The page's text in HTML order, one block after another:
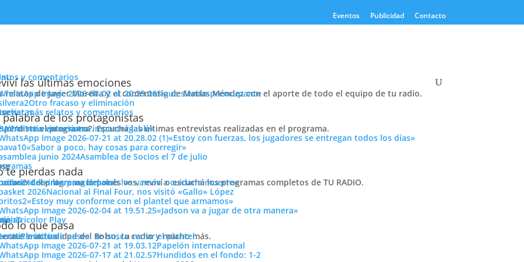
Eventos Publicidad Contacto
y comentarios
las últimas emociones
relatos de Javier Moreira y el comentario de Matías Méndez con el aporte de todo el equipo de tu radio.
Sigue siendo preocupante
Otro fracaso y eliminación
más relatos y comentarios
palabra de los protagonistas
perdiste el programa?. Escuchá las últimas entrevistas realizadas en el programa.
más entrevistas
«La victoria era impostergable»
«Estoy con fuerzas, los jugadores se entregan todos los días»
«Sabor a poco, hay cosas para corregir»
Asamblea de Socios el 7 de julio
te pierdas nada
del programa lo ponés vos, reviví o escuchá los programas completos de TU RADIO.
todos los programas
«Los intereses del club los vamos a cuidar a muerte»
Nacional al Final Four, nos visitó «Gallo» López
«Estoy muy conforme con el plantel que armamos»
«Jadson va a jugar de otra manera»
Play
lo que pasa
la actualidad del Bolso, tu radio y mucho más.
más noticias
Período de pases: se busca cerrar el plantel
Papelón internacional
Hundidos en el fondo: 1-2
bien, no voy a tener problemas»
EN QUE NACIONAL GANE»
de prensa. Estará a la orden en el clásico.
Tweets by PasionTricolor1